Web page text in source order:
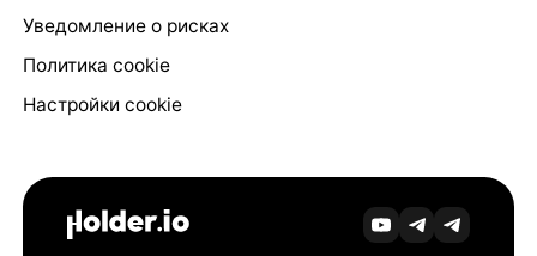
Уведомление о рисках
Политика cookie
Настройки cookie